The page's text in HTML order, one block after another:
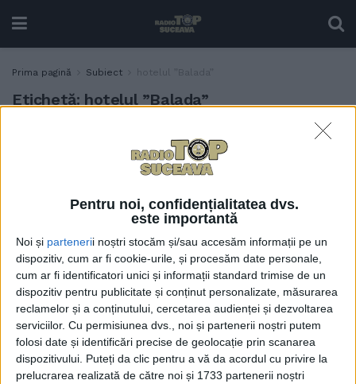
Pentru noi, confidențialitatea dvs.
este importantă
Noi și partenerii noștri stocăm și/sau accesăm informații pe un
dispozitiv, cum ar fi cookie-urile, și procesăm date personale,
cum ar fi identificatori unici și informații standard trimise de un
dispozitiv pentru publicitate și conținut personalizate, măsurarea
reclamelor și a conținutului, cercetarea audienței și dezvoltarea
serviciilor. Cu permisiunea dvs., noi și partenerii noștri putem
folosi date și identificări precise de geolocație prin scanarea
dispozitivului. Puteți da clic pentru a vă da acordul cu privire la
prelucrarea realizată de către noi și 1733 partenerii noștri
Prima pagină Subiect hotelul ”Balada”
Etichetă: hotelul ”Balada”
Primăria Sucevei și
Arhiepiscopia, asociere
pentru construirea unei
”Balada”
10 AUGUST, 2022